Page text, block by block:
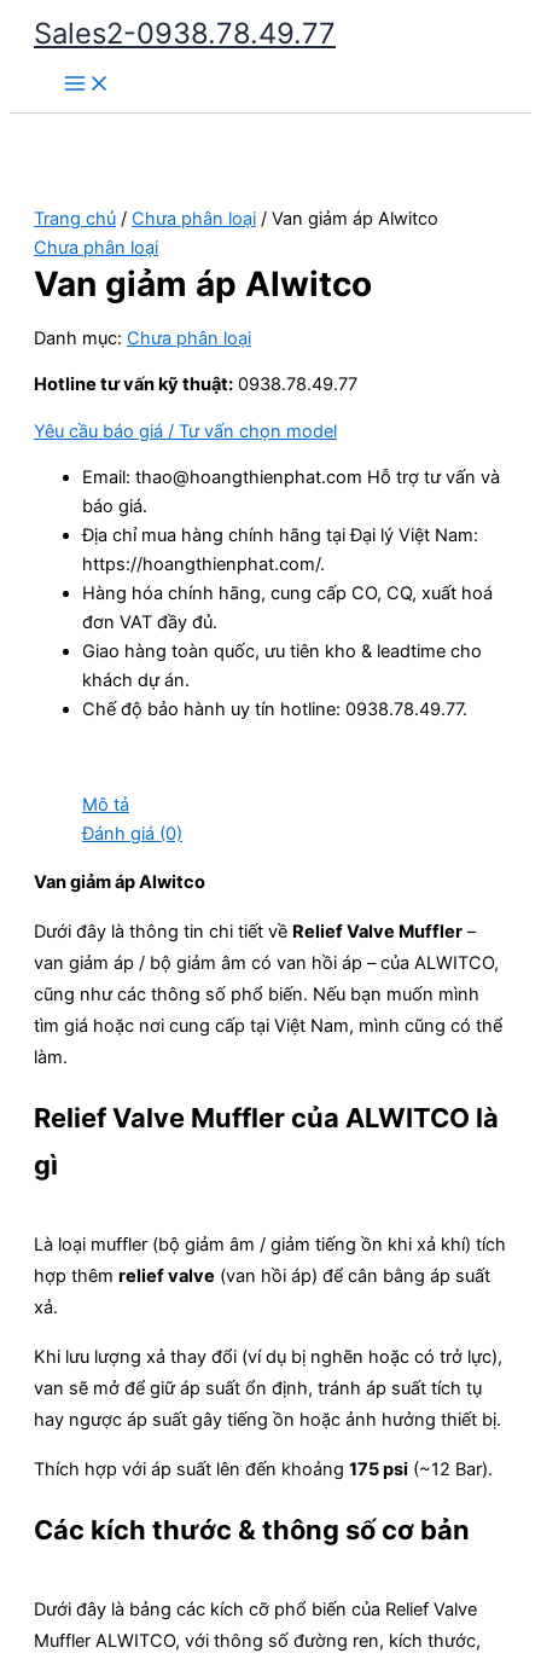
Nhảy
dung
Sales2-0938.78.49.77
Main
Menu
Trang chủ / Chưa phân loại / Van giảm áp Alwitco
Chưa phân loại
Van giảm áp Alwitco
Danh mục: Chưa phân loại
Hotline tư vấn kỹ thuật: 0938.78.49.77
Yêu cầu báo giá / Tư vấn chọn model
Email: thao@hoangthienphat.com Hỗ trợ tư vấn và
báo giá.
Địa chỉ mua hàng chính hãng tại Đại lý Việt Nam:
https://hoangthienphat.com/.
Hàng hóa chính hãng, cung cấp CO, CQ, xuất hoá
đơn VAT đầy đủ.
Giao hàng toàn quốc, ưu tiên kho & leadtime cho
khách dự án.
Chế độ bảo hành uy tín hotline: 0938.78.49.77.
Mô tả
Đánh giá (0)
Van giảm áp Alwitco
Dưới đây là thông tin chi tiết về Relief Valve Muffler –
van giảm áp / bộ giảm âm có van hồi áp – của ALWITCO,
cũng như các thông số phổ biến. Nếu bạn muốn mình
tìm giá hoặc nơi cung cấp tại Việt Nam, mình cũng có thể
làm.
Relief Valve Muffler của ALWITCO là
gì
Là loại muffler (bộ giảm âm / giảm tiếng ồn khi xả khí) tích
hợp thêm relief valve (van hồi áp) để cân bằng áp suất
xả.
Khi lưu lượng xả thay đổi (ví dụ bị nghẽn hoặc có trở lực),
van sẽ mở để giữ áp suất ổn định, tránh áp suất tích tụ
hay ngược áp suất gây tiếng ồn hoặc ảnh hưởng thiết bị.
Thích hợp với áp suất lên đến khoảng 175 psi (~12 Bar).
Các kích thước & thông số cơ bản
Dưới đây là bảng các kích cỡ phổ biến của Relief Valve
Muffler ALWITCO, với thông số đường ren, kích thước,